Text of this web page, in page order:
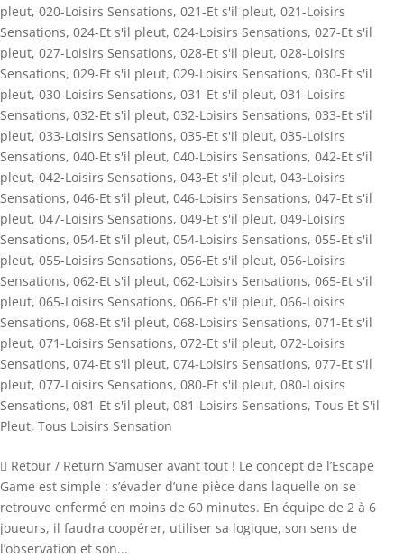
pleut, 020-Loisirs Sensations, 021-Et s'il pleut, 021-Loisirs
Sensations, 024-Et s'il pleut, 024-Loisirs Sensations, 027-Et s'il
pleut, 027-Loisirs Sensations, 028-Et s'il pleut, 028-Loisirs
Sensations, 029-Et s'il pleut, 029-Loisirs Sensations, 030-Et s'il
pleut, 030-Loisirs Sensations, 031-Et s'il pleut, 031-Loisirs
Sensations, 032-Et s'il pleut, 032-Loisirs Sensations, 033-Et s'il
pleut, 033-Loisirs Sensations, 035-Et s'il pleut, 035-Loisirs
Sensations, 040-Et s'il pleut, 040-Loisirs Sensations, 042-Et s'il
pleut, 042-Loisirs Sensations, 043-Et s'il pleut, 043-Loisirs
Sensations, 046-Et s'il pleut, 046-Loisirs Sensations, 047-Et s'il
pleut, 047-Loisirs Sensations, 049-Et s'il pleut, 049-Loisirs
Sensations, 054-Et s'il pleut, 054-Loisirs Sensations, 055-Et s'il
pleut, 055-Loisirs Sensations, 056-Et s'il pleut, 056-Loisirs
Sensations, 062-Et s'il pleut, 062-Loisirs Sensations, 065-Et s'il
pleut, 065-Loisirs Sensations, 066-Et s'il pleut, 066-Loisirs
Sensations, 068-Et s'il pleut, 068-Loisirs Sensations, 071-Et s'il
pleut, 071-Loisirs Sensations, 072-Et s'il pleut, 072-Loisirs
Sensations, 074-Et s'il pleut, 074-Loisirs Sensations, 077-Et s'il
pleut, 077-Loisirs Sensations, 080-Et s'il pleut, 080-Loisirs
Sensations, 081-Et s'il pleut, 081-Loisirs Sensations, Tous Et S'il
Pleut, Tous Loisirs Sensation
 Retour / Return S’amuser avant tout ! Le concept de l’Escape
Game est simple : s’évader d’une pièce dans laquelle on se
retrouve enfermé en moins de 60 minutes. En équipe de 2 à 6
joueurs, il faudra coopérer, utiliser sa logique, son sens de
l’observation et son...